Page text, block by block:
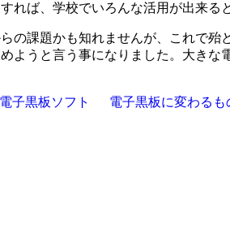
れば、学校でいろんな活用が出来る
の課題かも知れませんが、これで
ようと言う事になりました。大き
子黒板ソフト
電子黒板に変わるも